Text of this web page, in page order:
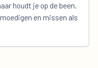
houdt je op de been.
en missen als